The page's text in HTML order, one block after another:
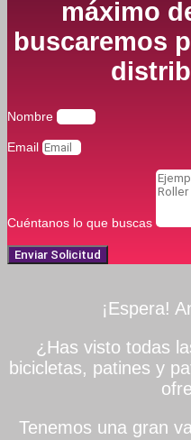
máximo
buscaremos
Nombre
Email
Cuéntanos lo que buscas
Enviar Solicitud
¡Espera!
¿Has visto todas
bicicletas, patines y
Tenemos una gran